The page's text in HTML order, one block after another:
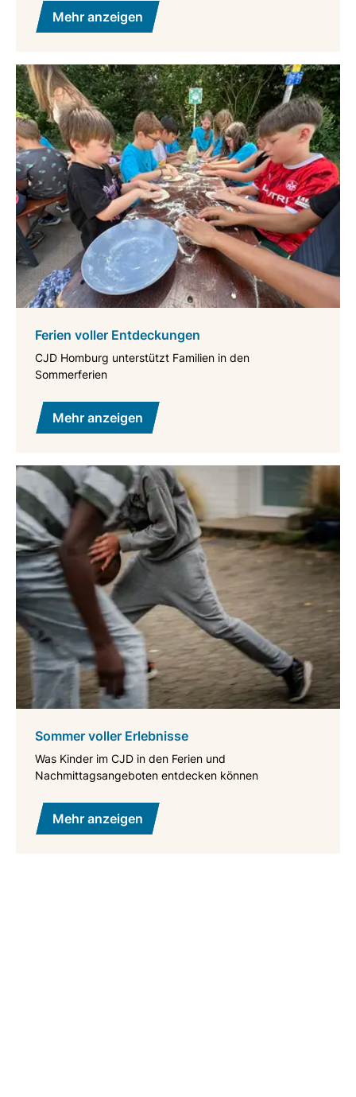
Mehr anzeigen
Ferien voller Entdeckungen
CJD Homburg unterstützt Familien in den
Sommerferien
Mehr anzeigen
Sommer voller Erlebnisse
Was Kinder im CJD in den Ferien und
Nachmittagsangeboten entdecken können
Mehr anzeigen